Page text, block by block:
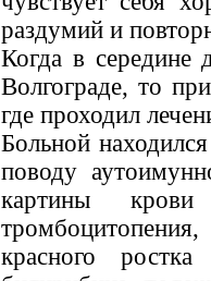
раздумий и
Когда в середине
Волгограде, то
где проходил
Больной
поводу
картины крови
красного